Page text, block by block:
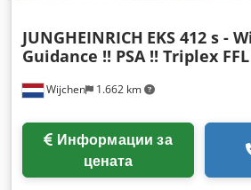
Wijchen 1.662 km
JUNGHEINRICH EKS 412 s -
Guidance !! PSA !! Triplex
цената